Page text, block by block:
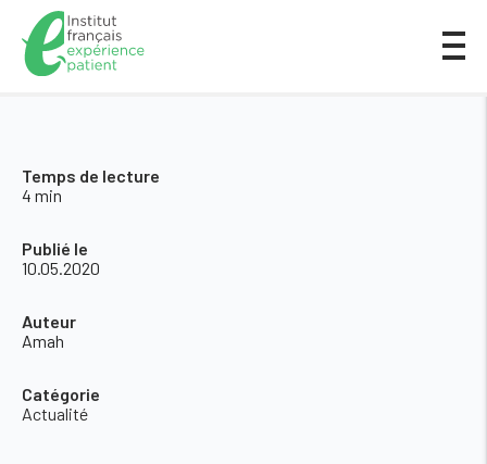
Temps de lecture
4 min
Publié le
10.05.2020
Auteur
Amah
Catégorie
Actualité